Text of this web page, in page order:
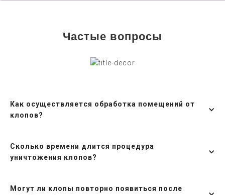
Частые вопросы
Как осуществляется обработка помещений от
клопов?
Сколько времени длится процедура
уничтожения клопов?
Могут ли клопы повторно появиться после